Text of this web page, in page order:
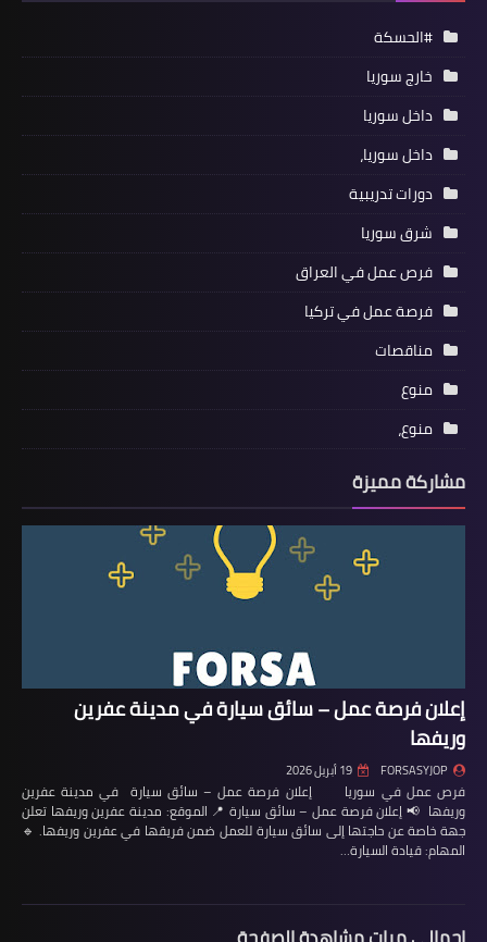
#الحسكة
خارج سوريا
داخل سوريا
داخل سوريا،
دورات تدريبية
شرق سوريا
فرص عمل في العراق
فرصة عمل في تركيا
مناقصات
منوع
منوع،
مشاركة مميزة
إعلان فرصة عمل – سائق سيارة في مدينة عفرين
وريفها
FORSASYJOP 19 أبريل 2026
فرص عمل في سوريا إعلان فرصة عمل – سائق سيارة في مدينة عفرين
وريفها 📢 إعلان فرصة عمل – سائق سيارة 📍 الموقع: مدينة عفرين وريفها تعلن
جهة خاصة عن حاجتها إلى سائق سيارة للعمل ضمن فريقها في عفرين وريفها. 🔹
المهام: قيادة السيارة…